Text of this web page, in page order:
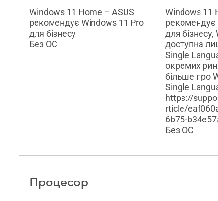
Windows 11 Home – ASUS
рекомендує Windows 11 Pro
для бізнесу
Без ОС
Windows 11
рекомендує
для
доступна
Single
окремих
більше про
Single
https://
rticle/
6b75-
Без ОС
Процесор